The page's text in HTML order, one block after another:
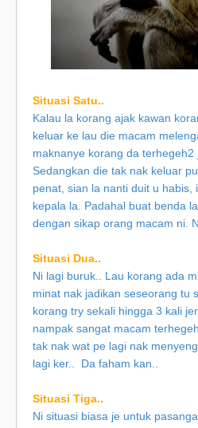
Situasi Satu..
Kalau la korang ajak kawan
keluar ke lau die macam
maknanye korang da terhegeh2
Sedangkan die tak nak keluar
penat, sian la nanti duit u habis,
kepala la. Padahal buat benda
dengan sikap orang macam ni.
Situasi Dua..
Ni lagi buruk.. Lau korang ada
minat nak jadikan seseorang tu
korang try sekali hingga 3 kali
nampak sangat macam
tak nak wat pe lagi nak
lagi ker.. Da faham kan..
Situasi Tiga..
Ni situasi biasa je untuk